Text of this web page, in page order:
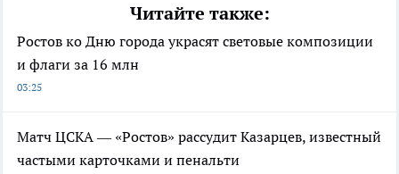
Читайте также:
Ростов ко Дню города украсят световые композиции
и флаги за 16 млн
03:25
Матч ЦСКА — «Ростов» рассудит Казарцев, известный
частыми карточками и пенальти